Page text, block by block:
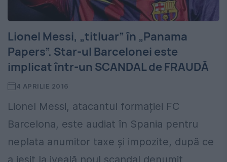
Lionel Messi, „titluar” în „Panama
Papers”. Star-ul Barcelonei este
implicat într-un SCANDAL de FRAUDĂ
4 APRILIE 2016
Lionel Messi, atacantul formației FC
Barcelona, este audiat în Spania pentru
neplata anumitor taxe și impozite, după ce